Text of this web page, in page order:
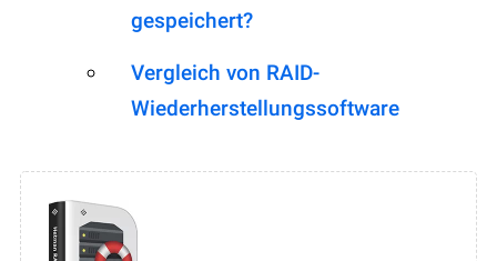
gespeichert?
Vergleich von RAID-
Wiederherstellungssoftware